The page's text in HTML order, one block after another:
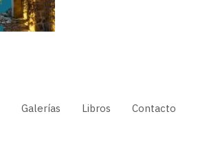
Galerías Libros Contacto